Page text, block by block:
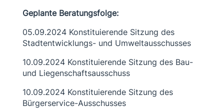
Geplante Beratungsfolge:
05.09.2024 Konstituierende Sitzung des
Stadtentwicklungs- und Umweltausschusses
10.09.2024 Konstituierende Sitzung des Bau-
und Liegenschaftsausschuss
10.09.2024 Konstituierende Sitzung des
Bürgerservice-Ausschusses